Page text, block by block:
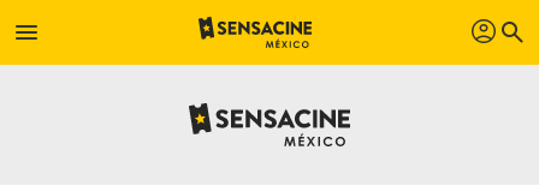
menu profil search